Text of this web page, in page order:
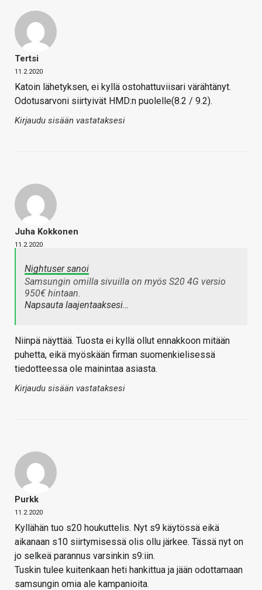
Tertsi
11.2.2020
Katoin lähetyksen, ei kyllä ostohattuviisari värähtänyt.
Odotusarvoni siirtyivät HMD:n puolelle(8.2 / 9.2).
Kirjaudu sisään vastataksesi
Juha Kokkonen
11.2.2020
Nightuser sanoi
Samsungin omilla sivuilla on myös S20 4G versio
950€ hintaan.
Napsauta laajentaaksesi…
Niinpä näyttää. Tuosta ei kyllä ollut ennakkoon mitään
puhetta, eikä myöskään firman suomenkielisessä
tiedotteessa ole mainintaa asiasta.
Kirjaudu sisään vastataksesi
Purkk
11.2.2020
Kyllähän tuo s20 houkuttelis. Nyt s9 käytössä eikä
aikanaan s10 siirtymisessä olis ollu järkee. Tässä nyt on
jo selkeä parannus varsinkin s9:iin.
Tuskin tulee kuitenkaan heti hankittua ja jään odottamaan
samsungin omia ale kampanioita.